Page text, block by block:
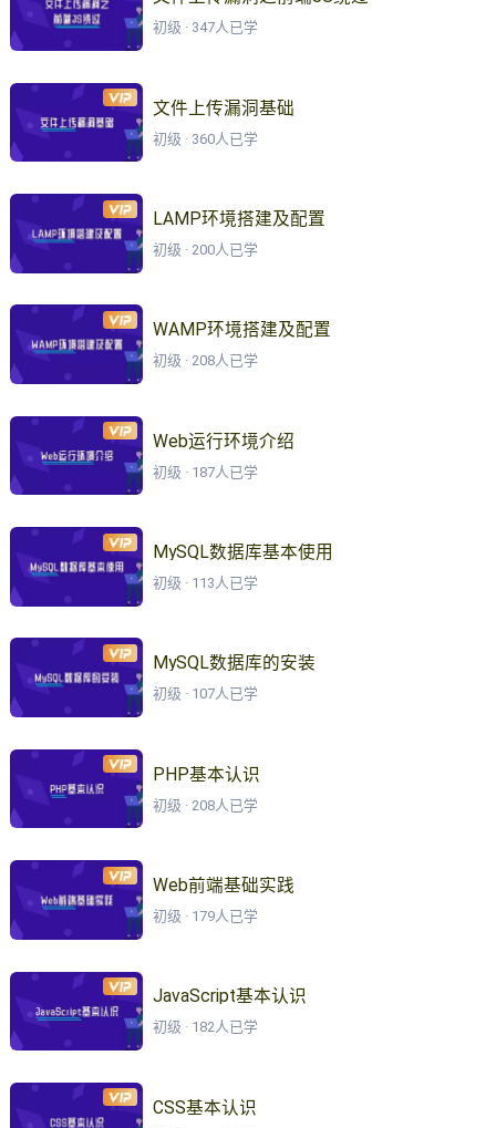
初级 · 347人已学
文件上传漏洞基础
初级 · 360人已学
LAMP环境搭建及配置
初级 · 200人已学
WAMP环境搭建及配置
初级 · 208人已学
Web运行环境介绍
初级 · 187人已学
MySQL数据库基本使用
初级 · 113人已学
MySQL数据库的安装
初级 · 107人已学
PHP基本认识
初级 · 208人已学
Web前端基础实践
初级 · 179人已学
JavaScript基本认识
初级 · 182人已学
CSS基本认识